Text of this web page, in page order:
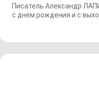
Писатель Александр
с днём рождения и с